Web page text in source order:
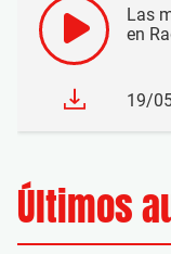
Las
en
19/
Últimos